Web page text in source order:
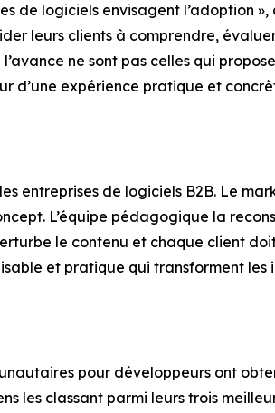
de logiciels envisagent l’adoption
leurs clients à comprendre,
ne sont pas celles qui
d’une expérience pratique et
entreprises de logiciels B2B. Le
L’équipe pédagogique la
le contenu et chaque client
et pratique qui transforment les
pour développeurs ont
les classant parmi leurs trois